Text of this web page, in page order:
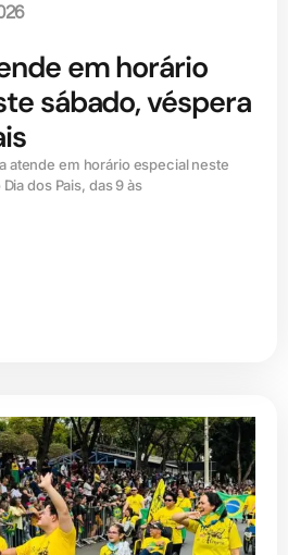
em horário
sábado, véspera
atende em horário especial neste
dos Pais, das 9 às